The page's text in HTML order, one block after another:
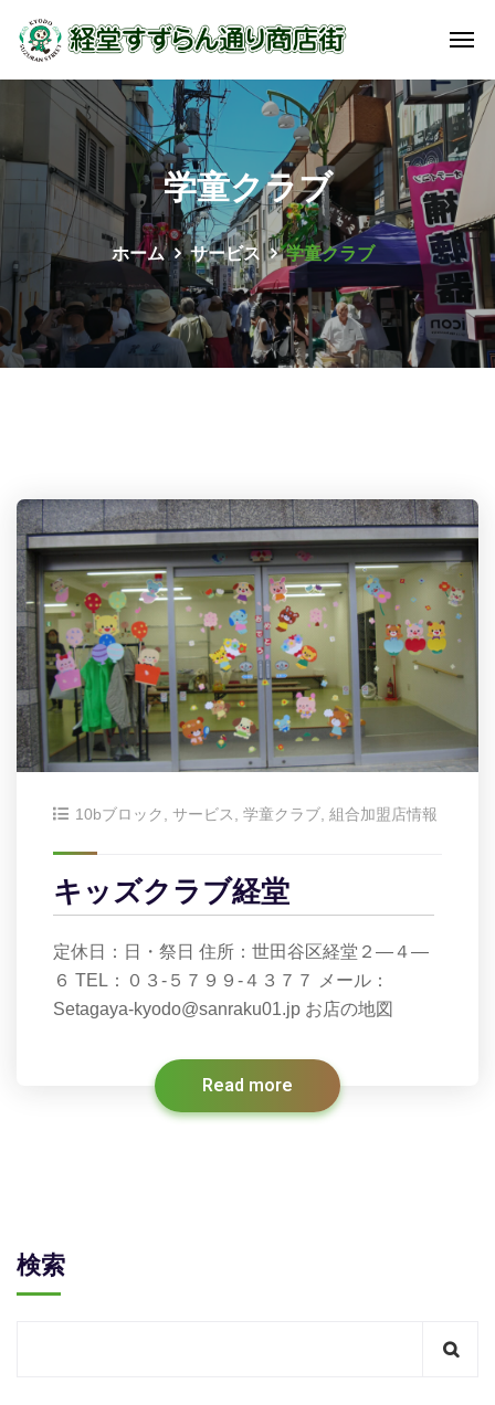
学童クラブ
ホーム サービス 学童クラブ
10bブロック, サービス, 学童クラブ, 組合加盟店情報
キッズクラブ経堂
定休日：日・祭日 住所：世田谷区経堂２—４—
６ TEL：０３-５７９９-４３７７ メール：
Setagaya-kyodo@sanraku01.jp お店の地図
Read more
検索